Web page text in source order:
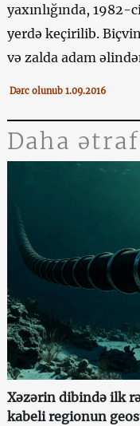
yaxınlığında, 1982-
yerdə keçirilib.
və zalda adam
Dərc olunub 1.09.2016
Daha
Xəzərin dibində ilk
kabeli regionun